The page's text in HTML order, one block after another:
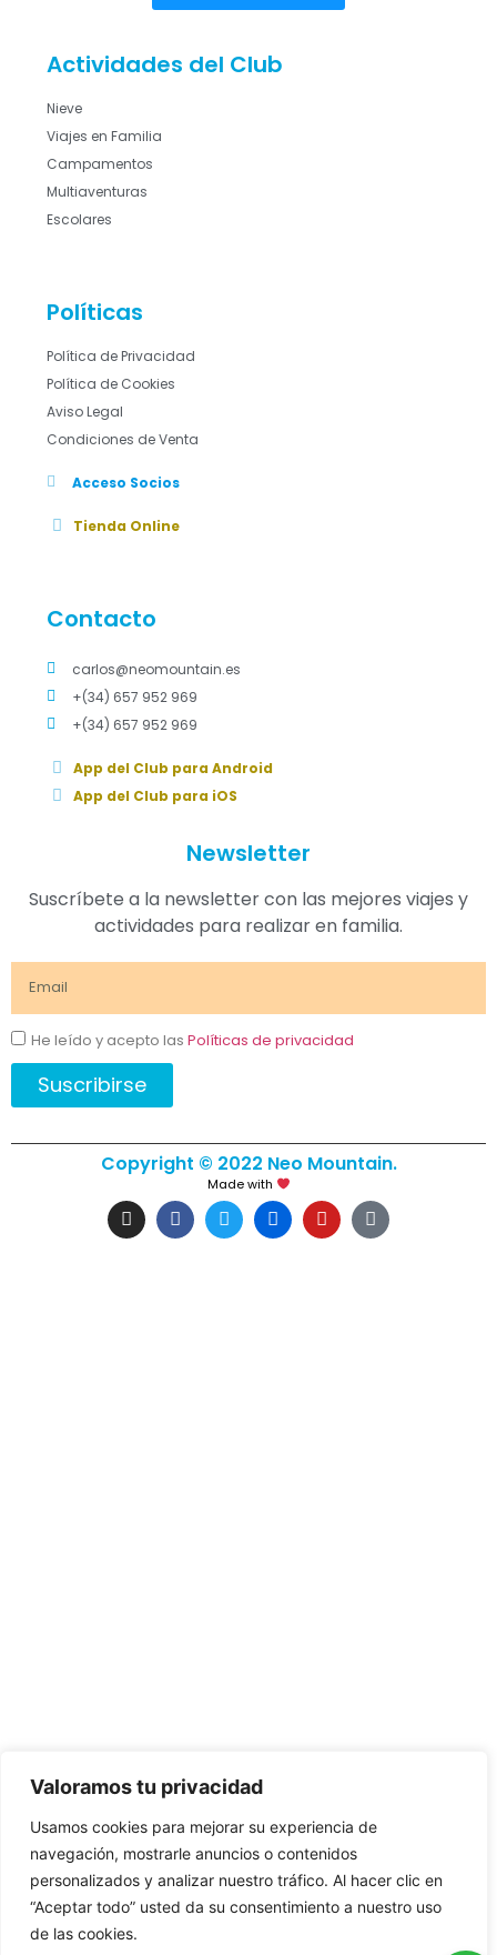
Valoramos tu privacidad
Usamos cookies para mejorar su experiencia de
navegación, mostrarle anuncios o contenidos
personalizados y analizar nuestro tráfico. Al hacer clic en
“Aceptar todo” usted da su consentimiento a nuestro uso
de las cookies.
Actividades del Club
Nieve
Viajes en Familia
Campamentos
Multiaventuras
Escolares
Políticas
Política de Privacidad
Política de Cookies
Aviso Legal
Condiciones de Venta
Acceso Socios
Tienda Online
Contacto
carlos@neomountain.es
+(34) 657 952 969
+(34) 657 952 969
App del Club para Android
App del Club para iOS
Newsletter
Suscríbete a la newsletter con las mejores viajes y
actividades para realizar en familia.
He leído y acepto las Políticas de privacidad
Suscribirse
Copyright © 2022 Neo Mountain.
Made with